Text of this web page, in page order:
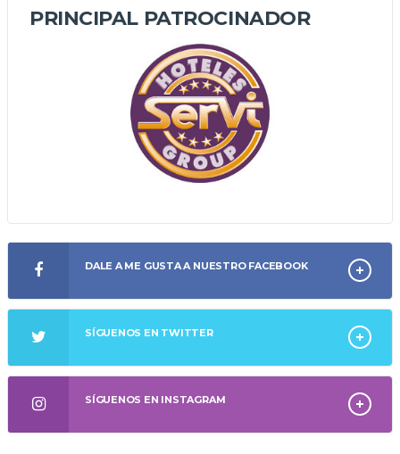
PRINCIPAL PATROCINADOR
DALE A ME GUSTA A NUESTRO FACEBOOK
SÍGUENOS EN TWITTER
SÍGUENOS EN INSTAGRAM